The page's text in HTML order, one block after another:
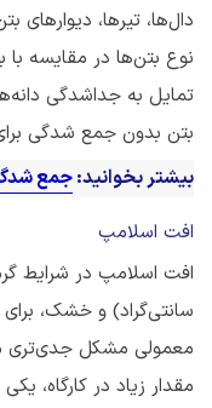
دال‌ها، تیرها، دیوارهای
نوع بتن‌ها در مقایسه
تمایل به جداشدگی
بتن بدون جمع شدگی
بیشتر بخوانید:جمع
افت اسلامپ
سانتی‌گراد) و خشک،
معمولی مشکل جدی‌تری
مقدار زیاد در کارگاه،